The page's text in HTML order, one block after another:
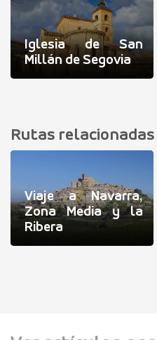
Iglesia de San
Millán de Segovia
Rutas relacionadas
Viaje a Navarra,
Zona Media y la
Ribera